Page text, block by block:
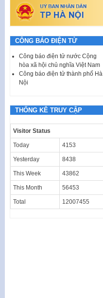
CÔNG BÁO ĐIỆN TỬ
Công báo điện tử nước Cộng
hòa xã hội chủ nghĩa Việt Nam
Công báo điện tử thành phố Hà
Nội
THỐNG KÊ TRUY CẬP
Visitor Status
Today 4153
Yesterday 8438
This Week 43862
This Month 56453
Total 12007455